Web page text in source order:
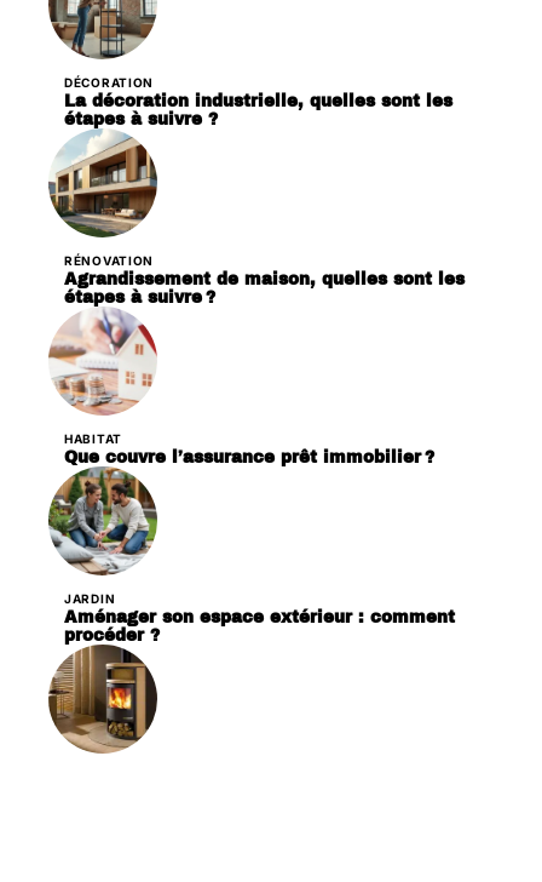
DÉCORATION
La décoration industrielle, quelles sont les
étapes à suivre ?
RÉNOVATION
Agrandissement de maison, quelles sont les
étapes à suivre ?
HABITAT
Que couvre l’assurance prêt immobilier ?
JARDIN
Aménager son espace extérieur : comment
procéder ?